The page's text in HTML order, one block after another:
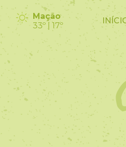
Mação
33º | 17º